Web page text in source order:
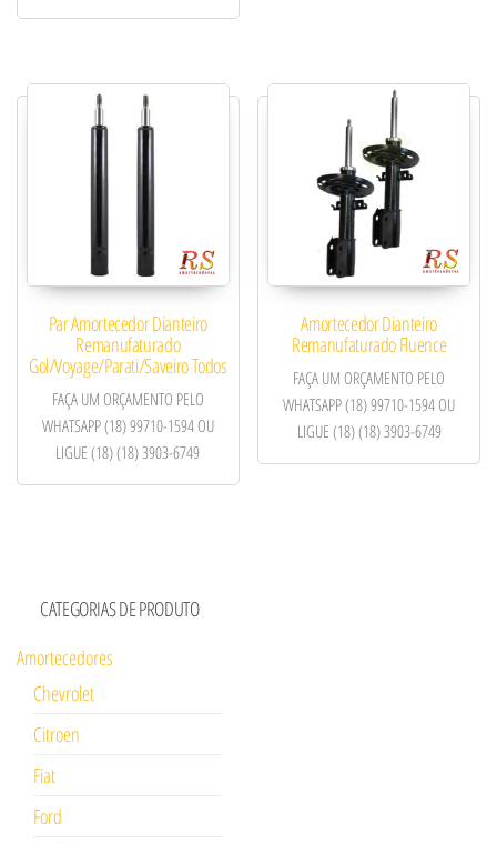
Par Amortecedor Dianteiro
Remanufaturado
Gol/Voyage/Parati/Saveiro Todos
FAÇA UM ORÇAMENTO PELO
WHATSAPP (18) 99710-1594 OU
LIGUE (18) (18) 3903-6749
Amortecedor Dianteiro
Remanufaturado Fluence
FAÇA UM ORÇAMENTO PELO
WHATSAPP (18) 99710-1594 OU
LIGUE (18) (18) 3903-6749
CATEGORIAS DE PRODUTO
Amortecedores
Chevrolet
Citroen
Fiat
Ford